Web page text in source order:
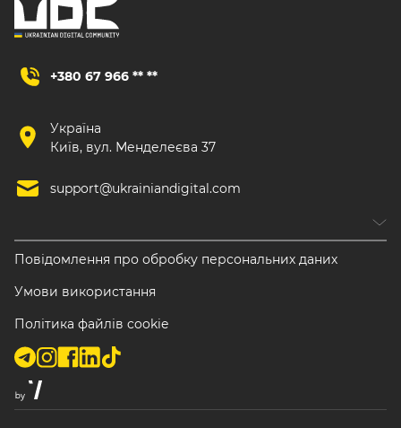
+380 67 966 ** **
Україна
Київ, вул. Менделеєва 37
support@ukrainiandigital.com
Повідомлення про обробку персональних даних
Умови використання
Політика файлів cookie